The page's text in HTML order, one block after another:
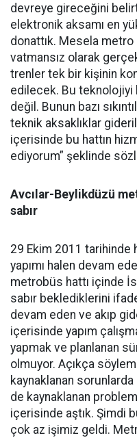
devreye gireceğini
elektronik aksamı en
donattık. Mesela
vatmansız olarak
trenler tek bir kişinin
edilecek. Bu teknolojiyi
değil. Bunun bazı
teknik aksaklıklar
içerisinde bu hattın
ediyorum” şeklinde
Avcılar-Beylikdüzü
sabır
29 Ekim 2011 tarihinde
yapımı halen devam
metrobüs hattı içinde
sabır beklediklerini
devam eden ve akıp
içerisinde yapım
yapmak ve planlanan
olmuyor. Açıkça
kaynaklanan
de kaynaklanan
içerisinde aştık. Şimdi
çok az işimiz geldi.